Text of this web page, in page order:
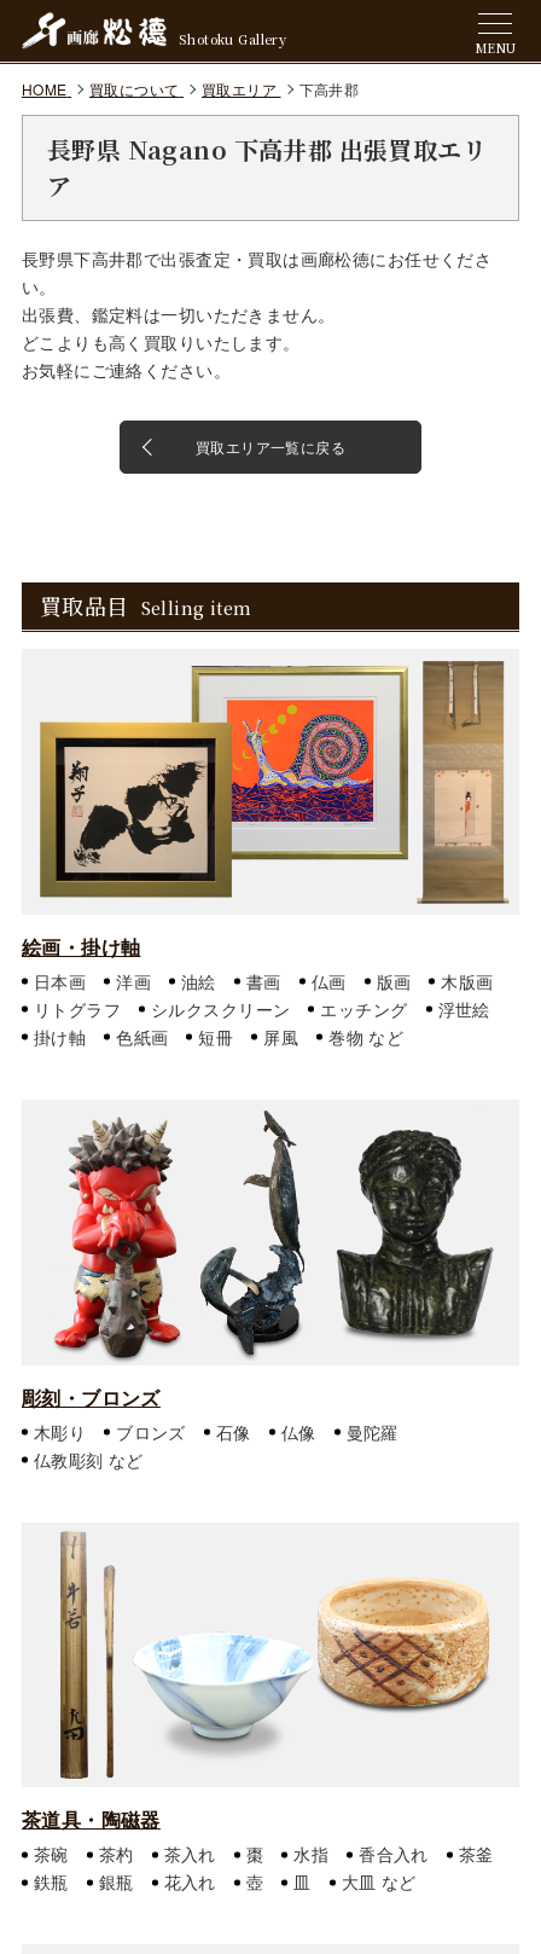
Shotoku Gallery MENU
HOME 買取について 買取エリア 下高井郡
長野県 Nagano 下高井郡 出張買取エリ
ア
長野県下高井郡で出張査定・買取は画廊松徳にお任せくださ
い。
出張費、鑑定料は一切いただきません。
どこよりも高く買取りいたします。
お気軽にご連絡ください。
買取エリア一覧に戻る
買取品目 Selling item
絵画・掛け軸
日本画 洋画 油絵 書画 仏画 版画
木版画
リトグラフ
シルクスクリーン エッチング
浮世絵
掛け軸
色紙画 短冊 屏風 巻物
彫刻・ブロンズ
木彫り ブロンズ 石像 仏像
曼陀羅
仏教彫刻
茶道具・陶磁器
茶碗 茶杓 茶入れ 棗 水指 香合入れ
茶釜
鉄瓶
銀瓶 花入れ 壺 皿 大皿